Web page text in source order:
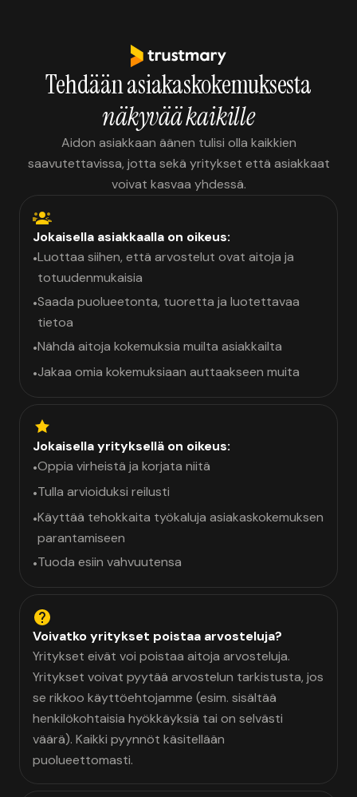
Tehdään asiakaskokemuksesta
näkyvää kaikille
Aidon asiakkaan äänen tulisi olla kaikkien
saavutettavissa, jotta sekä yritykset että asiakkaat
voivat kasvaa yhdessä.
Jokaisella asiakkaalla on oikeus:
•Luottaa siihen, että arvostelut ovat aitoja ja
totuudenmukaisia
•Saada puolueetonta, tuoretta ja luotettavaa
tietoa
•Nähdä aitoja kokemuksia muilta asiakkailta
•Jakaa omia kokemuksiaan auttaakseen muita
Jokaisella yrityksellä on oikeus:
•Oppia virheistä ja korjata niitä
•Tulla arvioiduksi reilusti
•Käyttää tehokkaita työkaluja asiakaskokemuksen
parantamiseen
•Tuoda esiin vahvuutensa
Voivatko yritykset poistaa arvosteluja?
Yritykset eivät voi poistaa aitoja arvosteluja.
Yritykset voivat pyytää arvostelun tarkistusta, jos
se rikkoo käyttöehtojamme (esim. sisältää
henkilökohtaisia hyökkäyksiä tai on selvästi
väärä). Kaikki pyynnöt käsitellään
puolueettomasti.